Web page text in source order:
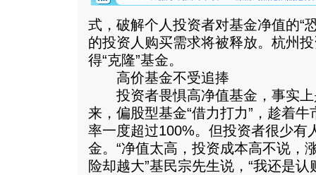
式，破解个人投资者对基金净值的“
的投资人购买需求将被释放。杭州
得“克隆”基金。
高价基金不受追捧
投资者畏惧高净值基金，事实上
来，偏股型基金“借力打力”，趁着
率一度超过100%。但投资者很少有
金。“净值太高，投资成本高不说，
险却越大”基民宗先生说，“我还是